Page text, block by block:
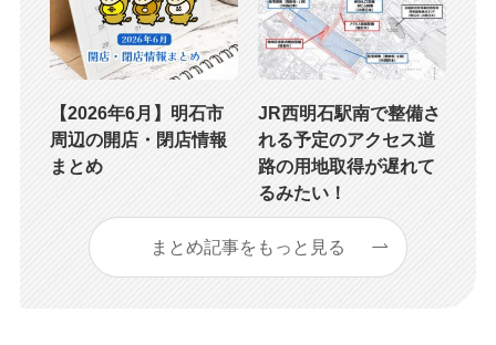
【2026年6月】明石市
周辺の開店・閉店情報
まとめ
JR西明石駅南で整備さ
れる予定のアクセス道
路の用地取得が遅れて
るみたい！
まとめ記事をもっと見る